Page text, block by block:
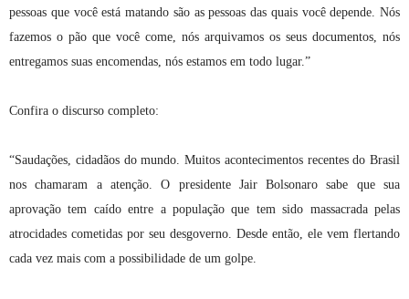
pessoas que você está matando são as pessoas das quais você depende. Nós
fazemos o pão que você come, nós arquivamos os seus documentos, nós
entregamos suas encomendas, nós estamos em todo lugar.”
Confira o discurso completo:
“Saudações, cidadãos do mundo. Muitos acontecimentos recentes do Brasil
nos chamaram a atenção. O presidente Jair Bolsonaro sabe que sua
aprovação tem caído entre a população que tem sido massacrada pelas
atrocidades cometidas por seu desgoverno. Desde então, ele vem flertando
cada vez mais com a possibilidade de um golpe.